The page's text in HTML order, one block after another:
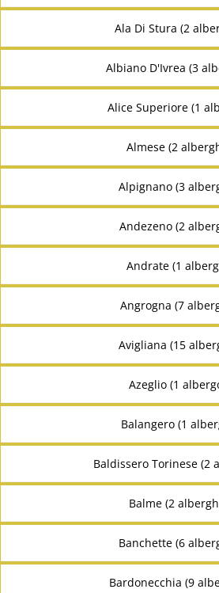
Ala Di Stura (2
Albiano D'Ivrea (3
Alice Superiore (1
Almese (2
Alpignano (3
Andezeno (2
Andrate (1
Angrogna (7
Avigliana (15
Azeglio (1
Balangero (1
Baldissero Torinese (2
Balme (2
Banchette (6
Bardonecchia (9